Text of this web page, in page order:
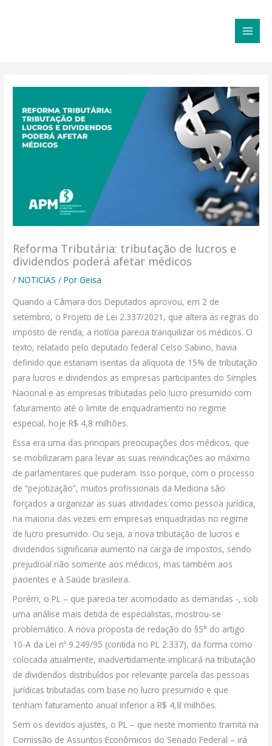
Reforma Tributária: tributação de lucros e
dividendos poderá afetar médicos
/NOTICIAS / PorGeisa
Quando a Câmara dos Deputados aprovou, em 2 de
setembro, o Projeto de Lei 2.337/2021, que altera as regras do
imposto de renda, a notícia parecia tranquilizar os médicos. O
texto, relatado pelo deputado federal Celso Sabino, havia
definido que estariam isentas da alíquota de 15% de tributação
para lucros e dividendos as empresas participantes do Simples
Nacional e as empresas tributadas pelo lucro presumido com
faturamento até o limite de enquadramento no regime
especial, hoje R$ 4,8 milhões.
Essa era uma das principais preocupações dos médicos, que
se mobilizaram para levar as suas reivindicações ao máximo
de parlamentares que puderam. Isso porque, com o processo
de “pejotização”, muitos profissionais da Medicina são
forçados a organizar as suas atividades como pessoa jurídica,
na maioria das vezes em empresas enquadradas no regime
de lucro presumido. Ou seja, a nova tributação de lucros e
dividendos significaria aumento na carga de impostos, sendo
prejudicial não somente aos médicos, mas também aos
pacientes e à Saúde brasileira.
Porém, o PL – que parecia ter acomodado as demandas -, sob
uma análise mais detida de especialistas, mostrou-se
problemático. A nova proposta de redação do §5° do artigo
10-A da Lei nº 9.249/95 (contida no PL 2.337), da forma como
colocada atualmente, inadvertidamente implicará na tributação
de dividendos distribuídos por relevante parcela das pessoas
jurídicas tributadas com base no lucro presumido e que
tenham faturamento anual inferior a R$ 4,8 milhões.
Sem os devidos ajustes, o PL – que neste momento tramita na
Comissão de Assuntos Econômicos do Senado Federal – irá